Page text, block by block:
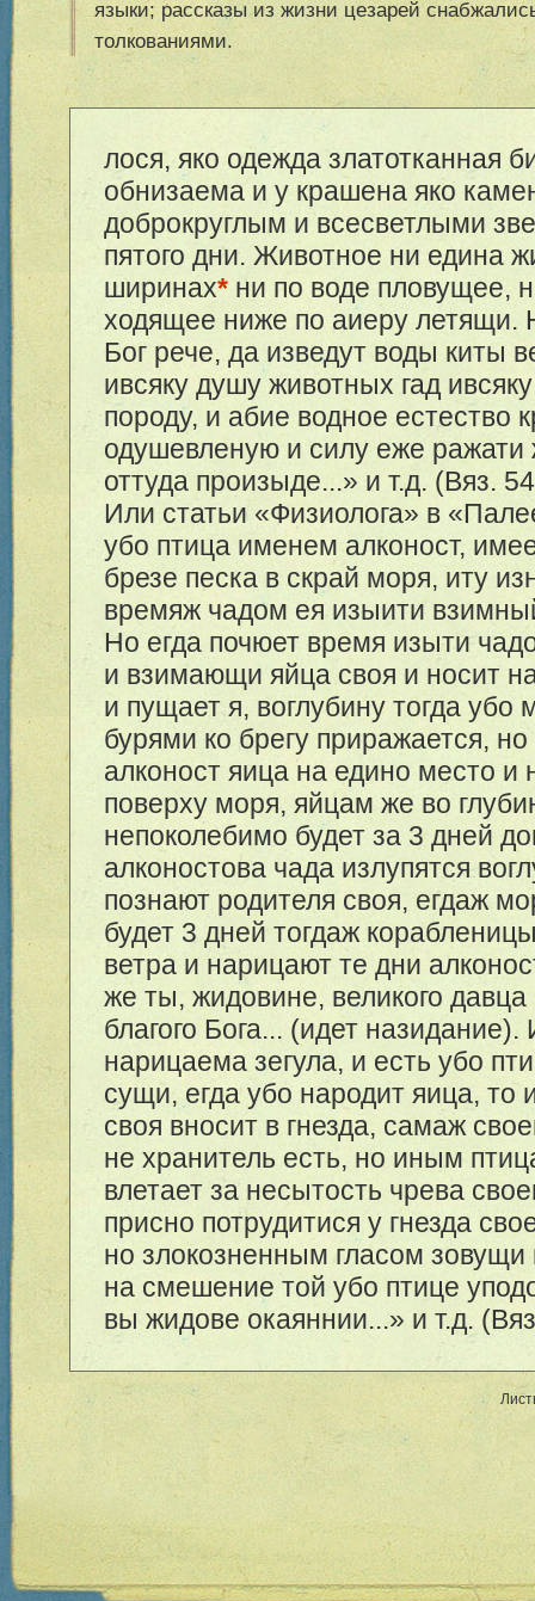
языки; рассказы из жизни цезарей
толкованиями.
лося, яко одежда златотканная
обнизаема и у крашена яко
доброкруглым и всесветлыми
пятого дни. Животное ни едина
ширинах* ни по воде пловущее,
ходящее ниже по аиеру летящи.
Бог рече, да изведут воды киты
ивсяку душу животных гад
породу, и абие водное естество
одушевленую и силу еже
оттуда произыде...» и т.д. (Вяз.
Или статьи «Физиолога» в
убо птица именем алконост,
брезе песка в скрай моря, иту
времяж чадом ея изыити
Но егда почюет время изыти
и взимающи яйца своя и носит
и пущает я, воглубину тогда убо
бурями ко брегу приражается, но
алконост яица на едино место и
поверху моря, яйцам же во
непоколебимо будет за 3 дней
алконостова чада излупятся
познают родителя своя, егдаж
будет 3 дней тогдаж
ветра и нарицают те дни
же ты, жидовине, великого
благого Бога... (идет
нарицаема зегула, и есть убо
сущи, егда убо народит яица, то
своя вносит в гнезда, самаж
не хранитель есть, но иным
влетает за несытость чрева
присно потрудитися у гнезда
но злокозненным гласом зовущи
на смешение той убо птице
вы жидове окаяннии...» и т.д.